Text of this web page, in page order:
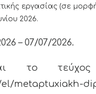
εργασίας (σε
2026.
– 07/07/2026.
το τεύχος
metaptuxiakh-